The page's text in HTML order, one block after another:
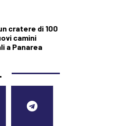
cratere di 100
camini
a Panarea